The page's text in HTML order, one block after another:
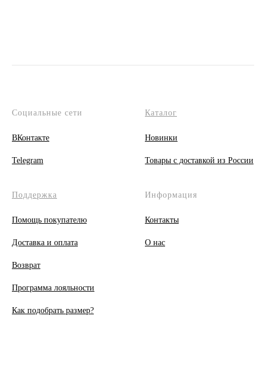
Социальные сети
ВКонтакте
Telegram
Каталог
Новинки
Товары с доставкой из России
Поддержка
Помощь покупателю
Доставка и оплата
Возврат
Программа лояльности
Как подобрать размер?
Информация
Контакты
О нас